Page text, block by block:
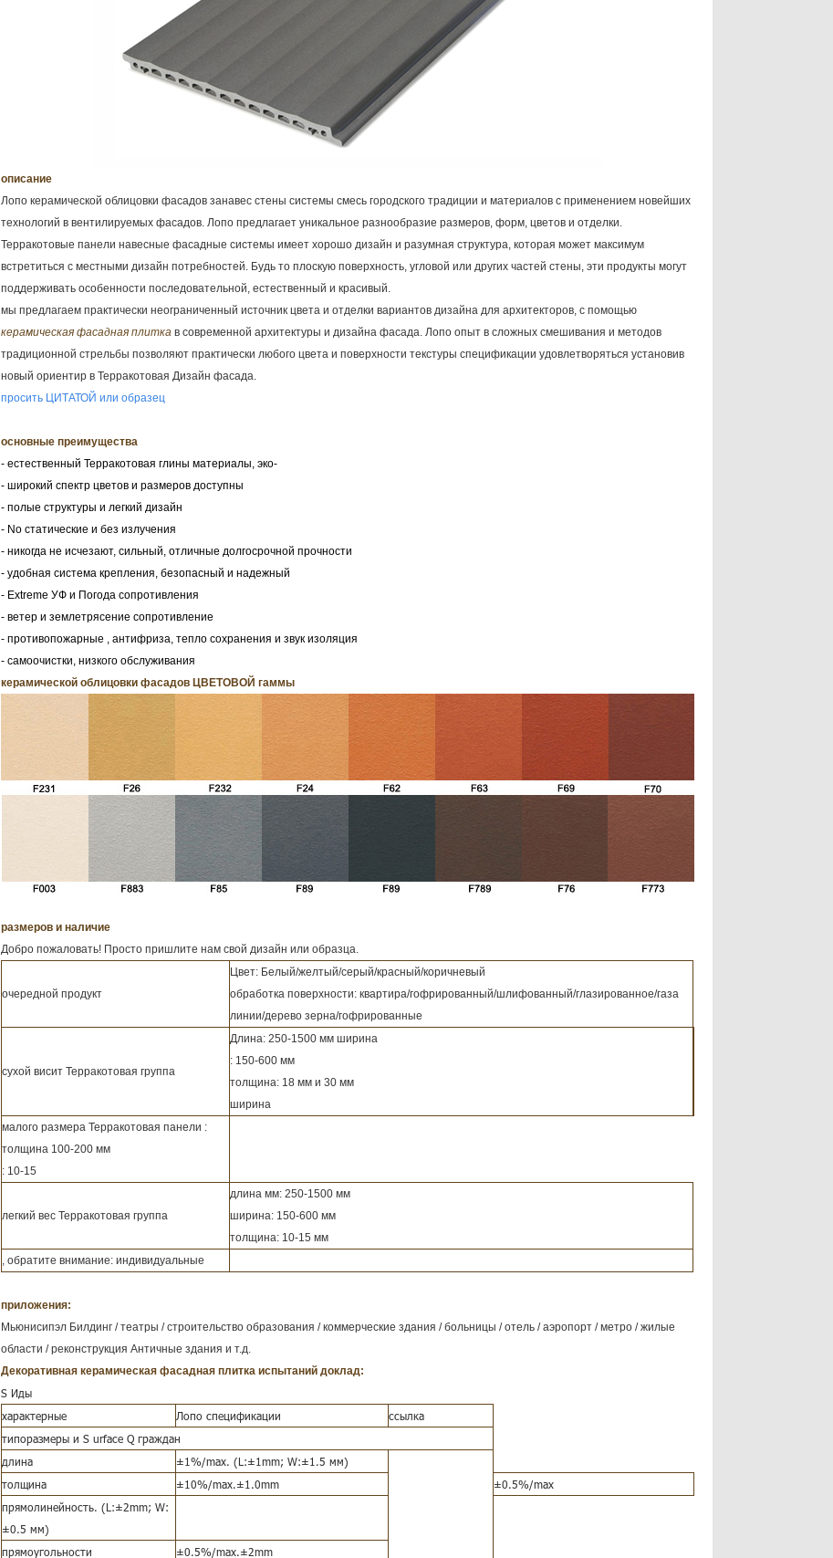
описание
Лопо керамической облицовки фасадов занавес стены системы смесь городского традиции и материалов с применением новейших
технологий в вентилируемых фасадов. Лопо предлагает уникальное разнообразие размеров, форм, цветов и отделки.
Терракотовые панели навесные фасадные системы имеет хорошо дизайн и разумная структура, которая может максимум
встретиться с местными дизайн потребностей. Будь то плоскую поверхность, угловой или других частей стены, эти продукты могут
поддерживать особенности последовательной, естественный и красивый.
мы предлагаем практически неограниченный источник цвета и отделки вариантов дизайна для архитекторов, с помощью
керамическая фасадная плитка в современной архитектуры и дизайна фасада. Лопо опыт в сложных смешивания и методов
традиционной стрельбы позволяют практически любого цвета и поверхности текстуры спецификации удовлетворяться установив
новый ориентир в Терракотовая Дизайн фасада.
просить ЦИТАТОЙ или образец
основные преимущества
- естественный Терракотовая глины материалы, эко-
- широкий спектр цветов и размеров доступны
- полые структуры и легкий дизайн
- No статические и без излучения
- никогда не исчезают, сильный, отличные долгосрочной прочности
- удобная система крепления, безопасный и надежный
- Extreme УФ и Погода сопротивления
- ветер и землетрясение сопротивление
- противопожарные , антифриза, тепло сохранения и звук изоляция
- самоочистки, низкого обслуживания
керамической облицовки фасадов ЦВЕТОВОЙ гаммы
размеров и наличие
Добро пожаловать! Просто пришлите нам свой дизайн или образца.
очередной продукт
Цвет: Белый/желтый/серый/красный/коричневый
обработка поверхности: квартира/гофрированный/шлифованный/глазированное/газа
линии/дерево зерна/гофрированные
сухой висит Терракотовая группа
Длина: 250-1500 мм ширина
: 150-600 мм
толщина: 18 мм и 30 мм
ширина
малого размера Терракотовая панели :
толщина 100-200 мм
: 10-15
легкий вес Терракотовая группа
длина мм: 250-1500 мм
ширина: 150-600 мм
толщина: 10-15 мм
, обратите внимание: индивидуальные
приложения:
Мьюнисипэл Билдинг / театры / строительство образования /коммерческие здания / больницы / отель / аэропорт / метро / жилые
области / реконструкция Античные здания и т.д.
Декоративная керамическая фасадная плитка испытаний доклад:
S Иды
характерные
Лопо спецификации
ссылка
типоразмеры и S urface Q граждан
длина
±1%/max. (L:±1mm; W:±1.5 мм)
толщина ±10%/max.±1.0mm
±0.5%/max
прямолинейность. (L:±2mm; W:
±0.5 мм)
прямоугольности
±0.5%/max.±2mm